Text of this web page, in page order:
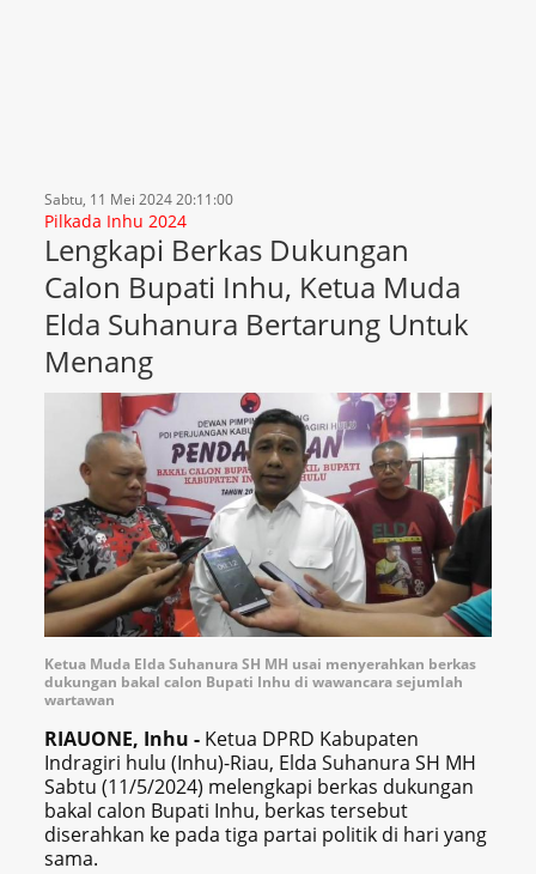
Sabtu, 11 Mei 2024 20:11:00
Pilkada Inhu 2024
Lengkapi Berkas Dukungan
Calon Bupati Inhu, Ketua Muda
Elda Suhanura Bertarung Untuk
Menang
Ketua Muda Elda Suhanura SH MH usai menyerahkan berkas
dukungan bakal calon Bupati Inhu di wawancara sejumlah
wartawan
RIAUONE, Inhu - Ketua DPRD Kabupaten
Indragiri hulu (Inhu)-Riau, Elda Suhanura SH MH
Sabtu (11/5/2024) melengkapi berkas dukungan
bakal calon Bupati Inhu, berkas tersebut
diserahkan ke pada tiga partai politik di hari yang
sama.